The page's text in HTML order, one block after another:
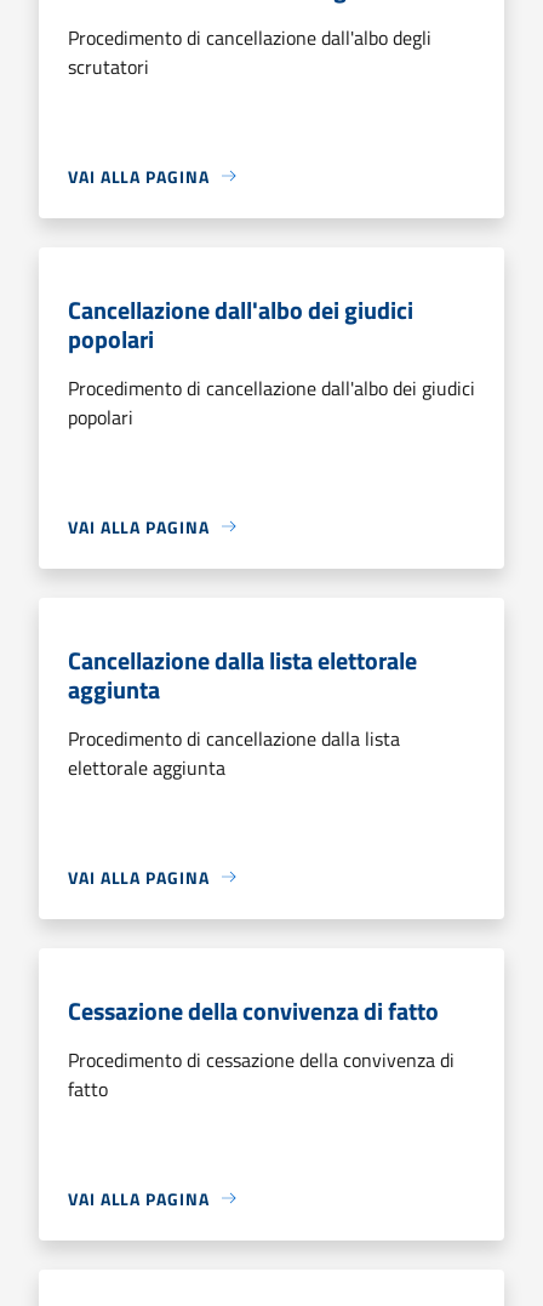
Procedimento di cancellazione dall'albo degli
scrutatori
VAI ALLA PAGINA
Cancellazione dall'albo dei giudici
popolari
Procedimento di cancellazione dall'albo dei giudici
popolari
VAI ALLA PAGINA
Cancellazione dalla lista elettorale
aggiunta
Procedimento di cancellazione dalla lista
elettorale aggiunta
VAI ALLA PAGINA
Cessazione della convivenza di fatto
Procedimento di cessazione della convivenza di
fatto
VAI ALLA PAGINA